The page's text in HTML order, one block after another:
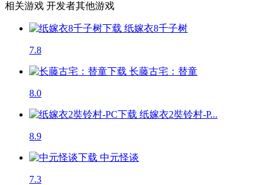
相关游戏 开发者其他游戏
纸嫁衣8千子树
7.8
长藤古宅：替童
8.0
纸嫁衣2奘铃村-P...
8.9
中元怪谈
7.3